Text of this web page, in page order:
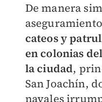
De manera
cateos y
en colonias
la ciudad,
San Joachín,
navales